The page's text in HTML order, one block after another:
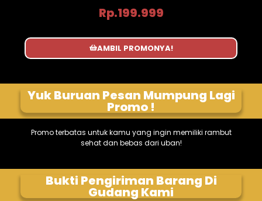
Rp.199.999
AMBIL PROMONYA!
Yuk Buruan Pesan Mumpung Lagi
Promo !
Promo terbatas untuk kamu yang ingin memiliki rambut
sehat dan bebas dari uban!
Bukti Pengiriman Barang Di
Gudang Kami